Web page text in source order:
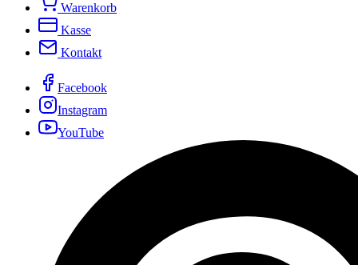
Warenkorb
Kasse
Kontakt
Facebook
Instagram
YouTube